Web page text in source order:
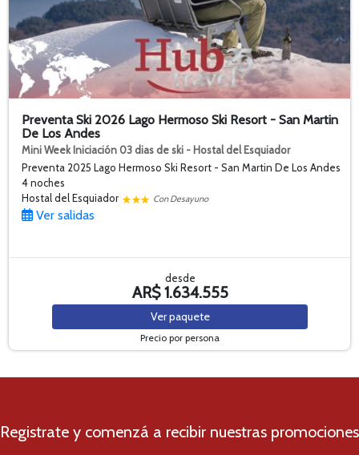
Preventa Ski 2026 Lago Hermoso Ski Resort - San Martin
De Los Andes
Mini Week Iniciación 03 dias de ski - Hostal del Esquiador
Preventa 2025 Lago Hermoso Ski Resort - San Martin De Los Andes
4 noches
Hostal del Esquiador
Con Desayuno
Ver salidas
desde
AR$ 1.634.555
Verpaquete
Precio por persona
Registrate y comenzá a recibir nuestras promociones